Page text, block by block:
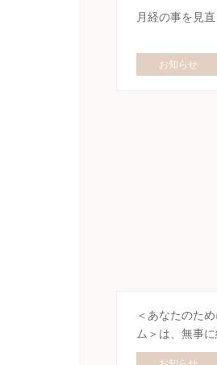
月経の事を見
お知らせ
＜あなたのた
ム＞は、無事に